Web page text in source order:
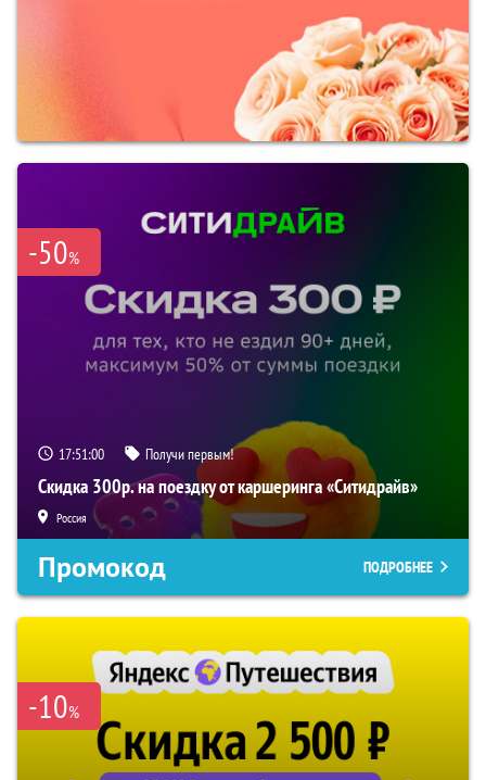
-50%
17:50:59 Получи первым!
Скидка 300р. на поездку от каршеринга «Ситидрайв»
Россия
Промокод ПОДРОБНЕЕ
-10%